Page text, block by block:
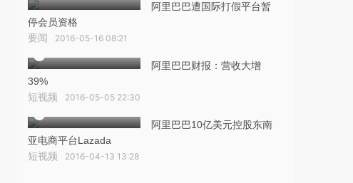
阿里巴巴遭国际打假平台暂
停会员资格
要闻 2016-05-16 08:21
阿里巴巴财报：营收大增
39%
短视频 2016-05-05 22:30
阿里巴巴10亿美元控股东南
亚电商平台Lazada
短视频 2016-04-13 13:28